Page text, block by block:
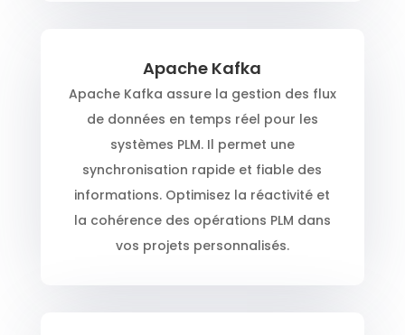
Apache Kafka
Apache Kafka assure la gestion des flux
de données en temps réel pour les
systèmes PLM. Il permet une
synchronisation rapide et fiable des
informations. Optimisez la réactivité et
la cohérence des opérations PLM dans
vos projets personnalisés.